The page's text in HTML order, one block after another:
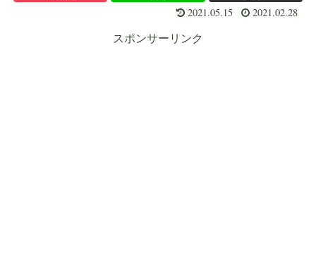
2021.05.15 2021.02.28
スポンサーリンク